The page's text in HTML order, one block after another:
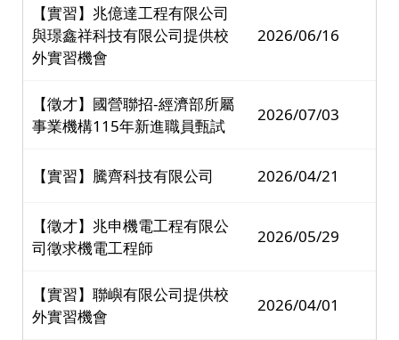
【實習】兆億達工程有限公司
與璟鑫祥科技有限公司提供校
外實習機會
2026/06/16
【徵才】國營聯招-經濟部所屬
事業機構115年新進職員甄試
2026/07/03
【實習】騰齊科技有限公司 2026/04/21
【徵才】兆申機電工程有限公
司徵求機電工程師
2026/05/29
【實習】聯嶼有限公司提供校
外實習機會
2026/04/01